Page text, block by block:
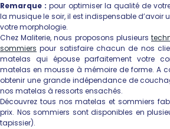
Remarque : pour optimiser la qualité de
la musique le soir, il est indispensable d’avoir
votre morphologie.
Chez Maliterie, nous proposons plusieurs
sommiers pour satisfaire chacun de nos
matelas qui épouse parfaitement votre
matelas en mousse à mémoire de forme. A
obtenir une grande indépendance de
nos matelas à ressorts ensachés.
Découvrez tous nos matelas et sommiers
prix. Nos sommiers sont disponibles en
tapissier).